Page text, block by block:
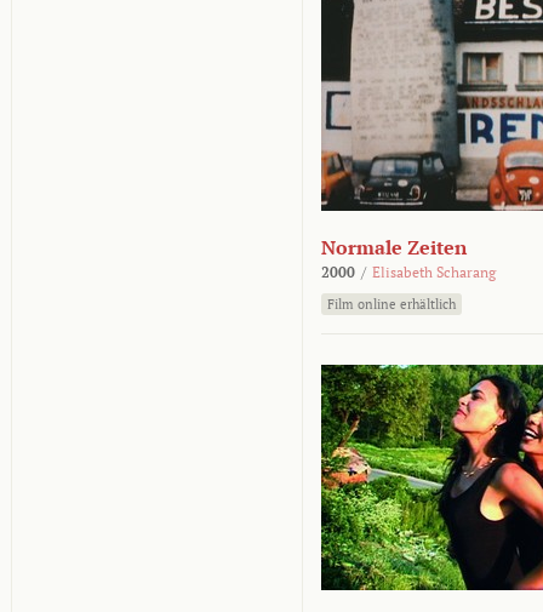
Normale Zeiten
2000 / Elisabeth Scharang
Film online erhältlich